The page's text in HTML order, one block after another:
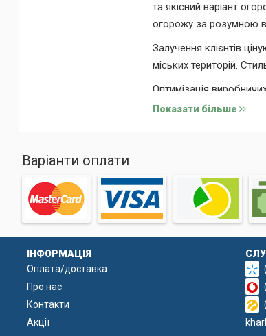
та якісний варіант
огорожу за розумною
Залучення клієнтів
міських територій.
Оптимізація
прискорювати
Показати більше
Варіанти оплати
ІНФОРМАЦІЯ
Оплата/доставка
Про нас
Контакти
Акції